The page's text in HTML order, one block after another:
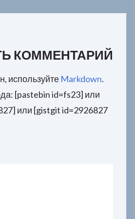
КОММЕНТАРИЙ
используйте Markdown.
[pastebin id=fs23] или
или [gistgit id=2926827